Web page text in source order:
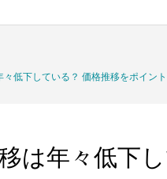
低下している？ 価格推移をポイン
は年々低下